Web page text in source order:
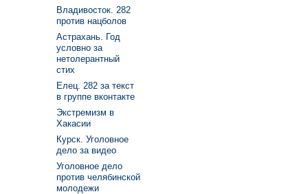
Владивосток. 282
против нацболов
Астрахань. Год
условно за
нетолерантный
стих
Елец. 282 за текст
в группе вконтакте
Экстремизм в
Хакасии
Курск. Уголовное
дело за видео
Уголовное дело
против челябинской
молодежи